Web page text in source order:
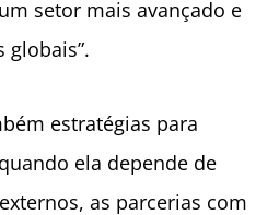
setor mais avançado e
globais”.
estratégias para
ela depende de
as parcerias com